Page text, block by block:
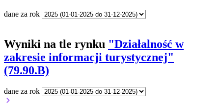
dane za rok
Wyniki na tle rynku "Działalność w
zakresie informacji turystycznej"
(79.90.B)
dane za rok